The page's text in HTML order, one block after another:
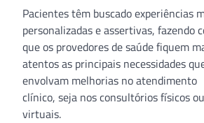
Pacientes têm buscado experiências
personalizadas e assertivas, fazendo
que os provedores de saúde fiquem
atentos as principais necessidades
envolvam melhorias no atendimento
clínico, seja nos consultórios físicos ou
virtuais.